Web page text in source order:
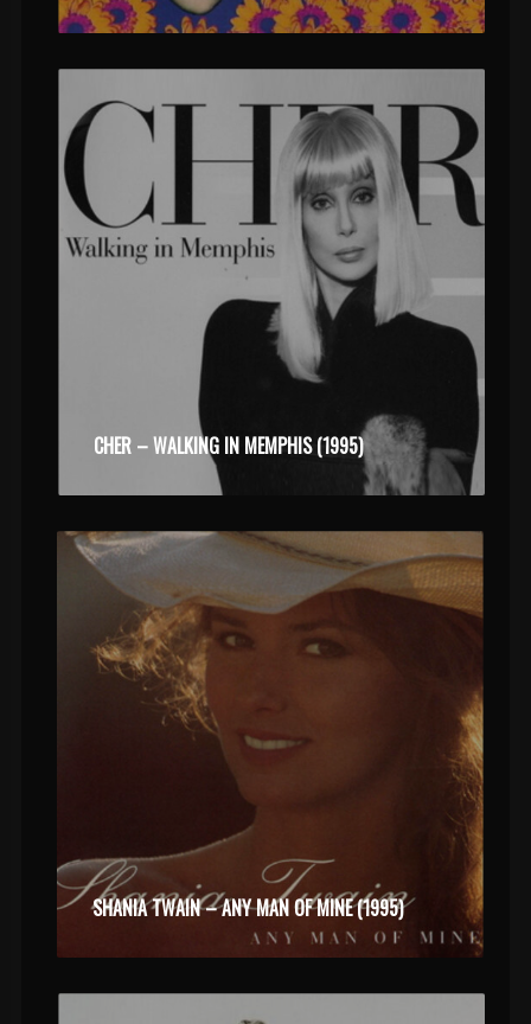
CHER – WALKING IN MEMPHIS (1995)
SHANIA TWAIN – ANY MAN OF MINE (1995)